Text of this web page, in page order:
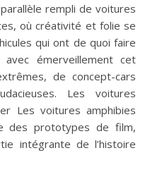
rempli de voitures
où créativité et folie se
qui ont de quoi faire
émerveillement cet
de concept-cars
Les voitures
Les voitures amphibies
des prototypes de film,
intégrante de l’histoire